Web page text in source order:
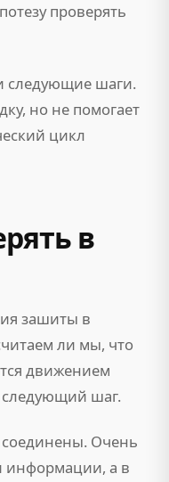
проверять
следующие шаги.
но не помогает
цикл
в
зашиты в
ли мы, что
движением
шаг.
соединены. Очень
информации, а в